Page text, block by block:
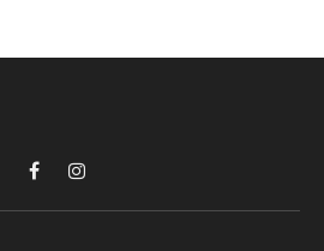
FacebookInstagram